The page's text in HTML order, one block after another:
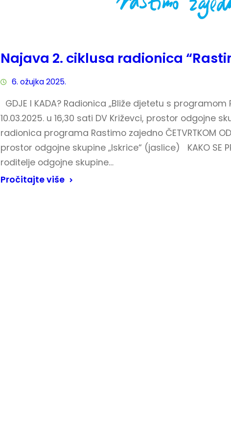
Najava 2. ciklusa radionica
6. ožujka 2025.
GDJE I KADA? Radionica „Bliže djetetu s programom
10.03.2025. u 16,30 sati DV Križevci, prostor odgojne
radionica programa Rastimo zajedno ČETVRTKOM OD
prostor odgojne skupine „Iskrice“ (jaslice) KAKO SE
roditelje odgojne skupine…
Pročitajte više